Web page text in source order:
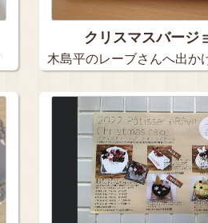
クリスマスバージ
木島平のレーブさんへ出か